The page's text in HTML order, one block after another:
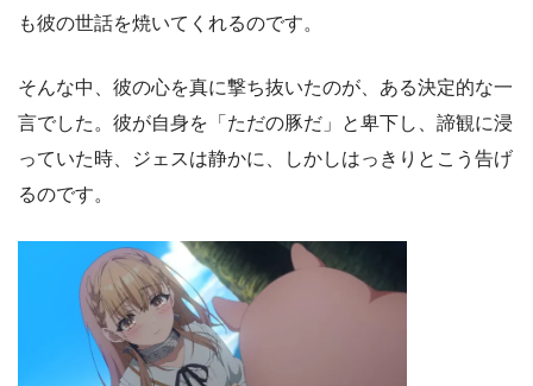
も彼の世話を焼いてくれるのです。
そんな中、彼の心を真に撃ち抜いたのが、ある決定的な一
言でした。彼が自身を「ただの豚だ」と卑下し、諦観に浸
っていた時、ジェスは静かに、しかしはっきりとこう告げ
るのです。